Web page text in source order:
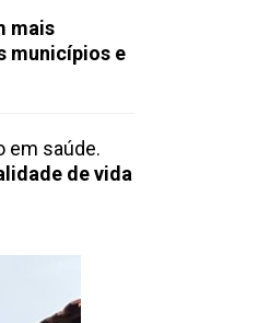
mais
municípios e
em saúde.
de vida